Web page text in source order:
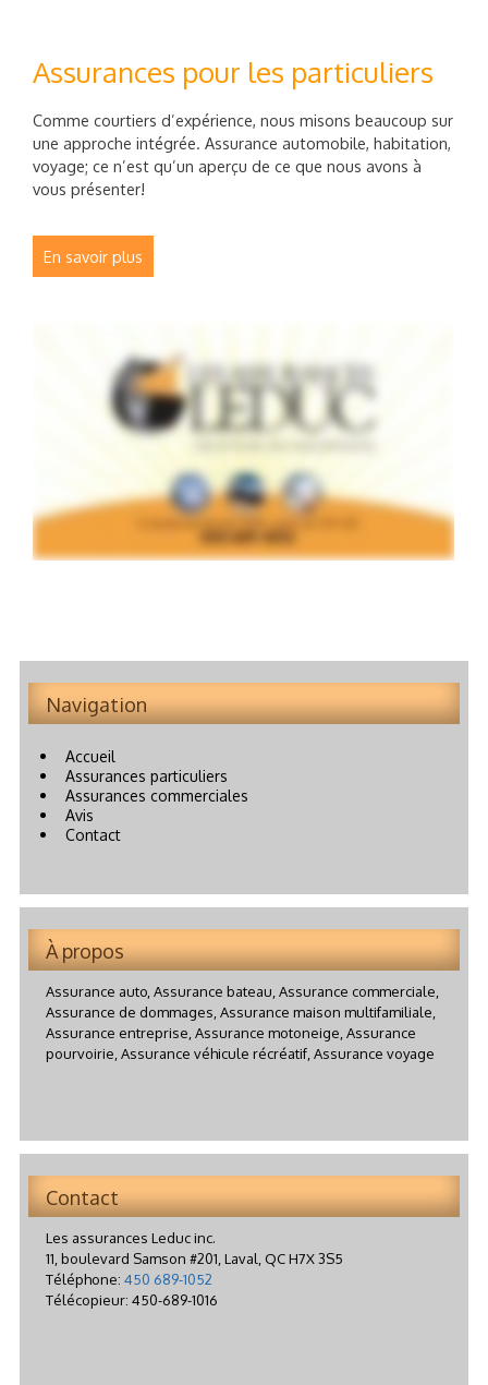
Assurances pour les particuliers
Comme courtiers d’expérience, nous misons beaucoup sur
une approche intégrée. Assurance automobile, habitation,
voyage; ce n’est qu’un aperçu de ce que nous avons à
vous présenter!
En savoir plus
Navigation
Accueil
Assurances particuliers
Assurances commerciales
Avis
Contact
À propos
Assurance auto, Assurance bateau, Assurance commerciale,
Assurance de dommages, Assurance maison multifamiliale,
Assurance entreprise, Assurance motoneige, Assurance
pourvoirie, Assurance véhicule récréatif, Assurance voyage
Contact
Les assurances Leduc inc.
11, boulevard Samson #201 Laval QCH7X 3S5
Téléphone: 450 689-1052
Télécopieur: 450-689-1016